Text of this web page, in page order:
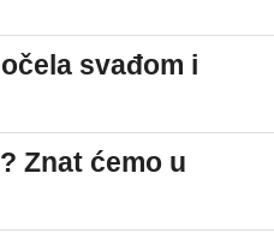
svađom i
Znat ćemo u